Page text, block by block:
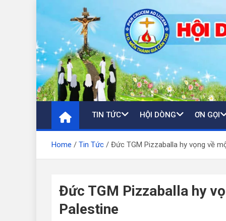
TIN TỨC HỘI DÒNG ƠN GỌI
Home Tin Tức Đức TGM Pizzaballa hy vọng về
Đức TGM Pizzaballa hy
Palestine